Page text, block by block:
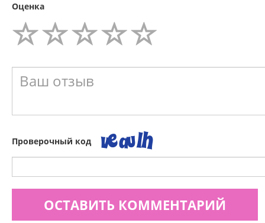
Оценка
Проверочный код
ОСТАВИТЬ КОММЕНТАРИЙ